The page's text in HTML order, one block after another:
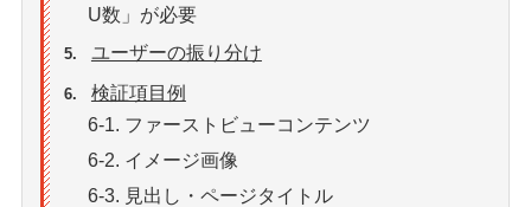
U数」が必要
5. ユーザーの振り分け
6.
検証項目例
6-1. ファーストビューコンテンツ
6-2. イメージ画像
6-3. 見出し・ページタイトル